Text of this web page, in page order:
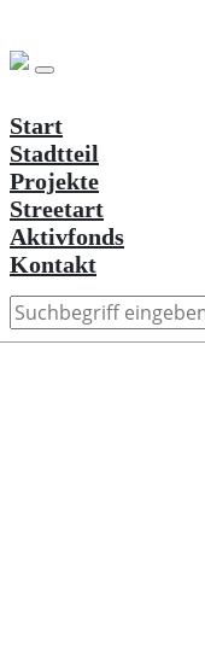
Start
Stadtteil
Projekte
Streetart
Aktivfonds
Kontakt